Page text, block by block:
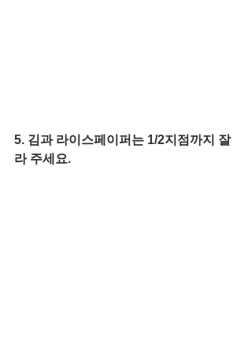
5. 김과 라이스페이퍼는 1/2지점까지 잘
라 주세요.